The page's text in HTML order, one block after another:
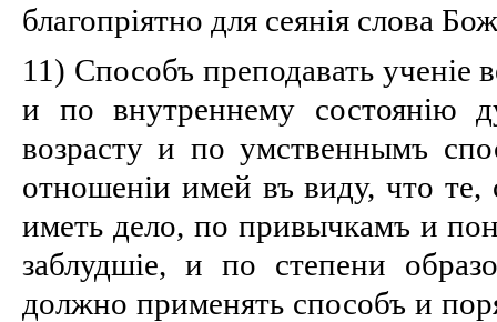
благопріятно для сеянія слова
11) Способъ преподавать ученіе
и по внутреннему состоянію
возрасту и по умственнымъ
отношеніи имей въ виду, что
иметь дело, по привычкамъ и
заблудшіе, и по степени
должно применять способъ и